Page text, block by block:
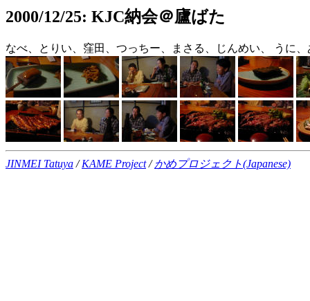
2000/12/25: KJC納会＠廬ばた
なべ、とりい、窪田、つっちー、まさる、じんめい、 うに
JINMEI Tatuya /KAME Project/ かめプロジェクト(Japanese)